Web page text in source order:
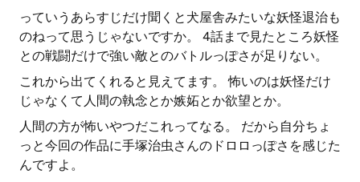
っていうあらすじだけ聞くと犬屋舎みたいな妖怪退治も
のねって思うじゃないですか。 4話まで見たところ妖怪
との戦闘だけで強い敵とのバトルっぽさが足りない。
これから出てくれると見えてます。 怖いのは妖怪だけ
じゃなくて人間の執念とか嫉妬とか欲望とか。
人間の方が怖いやつだこれってなる。 だから自分ちょ
っと今回の作品に手塚治虫さんのドロロっぽさを感じた
んですよ。